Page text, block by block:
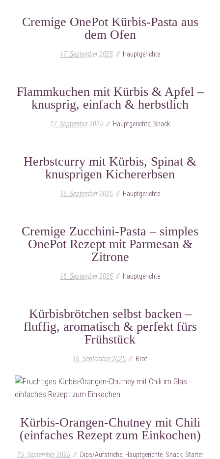
Cremige OnePot Kürbis-Pasta aus
dem Ofen
17. September 2025 Hauptgerichte
Flammkuchen mit Kürbis & Apfel –
knusprig, einfach & herbstlich
17. September 2025 Hauptgerichte Snack
Herbstcurry mit Kürbis, Spinat &
knusprigen Kichererbsen
16. September 2025 Hauptgerichte
Cremige Zucchini-Pasta – simples
OnePot Rezept mit Parmesan &
Zitrone
16. September 2025 Hauptgerichte
Kürbisbrötchen selbst backen –
fluffig, aromatisch & perfekt fürs
Frühstück
16. September 2025 Brot
Kürbis-Orangen-Chutney mit Chili
(einfaches Rezept zum Einkochen)
15. September 2025 Dips/Aufstriche, Hauptgerichte, Snack, Starter